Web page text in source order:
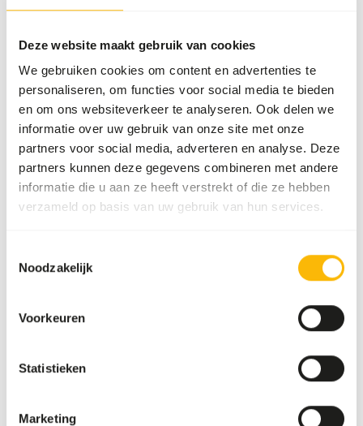
Deze website maakt gebruik van cookies
We gebruiken cookies om content en advertenties te
personaliseren, om functies voor social media te bieden
en om ons websiteverkeer te analyseren. Ook delen we
informatie over uw gebruik van onze site met onze
partners voor social media, adverteren en analyse. Deze
partners kunnen deze gegevens combineren met andere
informatie die u aan ze heeft verstrekt of die ze hebben
verzameld op basis van uw gebruik van hun services.
Noodzakelijk
Voorkeuren
Statistieken
Marketing
Over dit product
Meer informatie kunt u vinden opwww.kbraw.eu.
Analytische bestanddelen
Vocht
2,2%
Vetgehalte
0,38%
hygiënevoorschriften in acht, zie